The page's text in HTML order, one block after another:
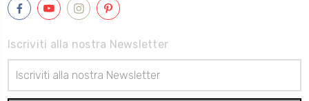
Iscriviti alla nostra Newsletter
Email